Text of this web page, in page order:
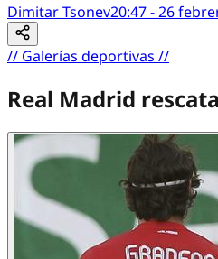
Dimitar Tsonev20:47 - 26
// Galerías deportivas //
Real Madrid